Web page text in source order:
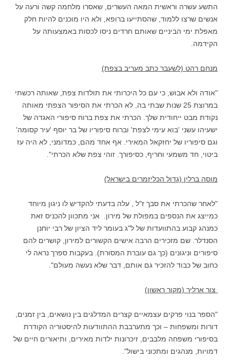
התשע עשרה וראשית המאה העשרים, שאסרו מלחמה קשה ורעה על
אנשים שרצו ללמוד, שהסתייעו ברופא, ולא היו מוכנים להיות חלק
מאפלת ימי הביניים שאותם חרדים ניסו לכסות באמצעותה על
הקידמה.
מנחם רהט (לשעבר כתב מעריב בצפת)
"אודה ולא אבוש, כי עם כל היכרותי את תולדות צפת, שאותה רכשתי
במרוצת 25 שנות שבתי בה, לא הכרתי את הסיפור הצפתי מאותה
נקודת מבט ייחודית שלך. הכרתי את צפת ברוח סיפורי האגדה של
ישעיהו עשני 'בוא עימי לצפת' וברוח סיפוריו של בר יוסף 'עיר קסומה'
וגם סיפוריו של יחזקאל המאירי. אף אחד מהם, כמדומני, לא היה עז
ביטוי, חד משמעי וחריף, כסיפורך. זוהי צפת שלא הכרתי".
מוסה ברלין (גדול הכליזמרים בישראל)
"לאחר שהכרתי את סבך ז"ל , עלה בדעתי להקדיש לו ניגון מיוחד
כמייצג את הנספים במפולת של מירון. אני מתכוון להכניס זאת
כמנהג קבוע בהתוועדות של ל"ג בעומר ליד הציון של רבי יוחנן
הסנדלר. שם מזכירים הרבה אישים הקשורים למירון, קושרים להם
סיפורים וניגונים (כך גם עוברת המסורת). בעקבות ספרך נראה לי
כחוב של כבוד להזכיר גם אותם, דבר שלא נעשה מעולם".
צור ארליך (מקור ראשון)
"הספר בנוי פרקים עצמאיים קצרים המדלגים בין נושאים, בין זמנים,
דורות ומשפחות – וכך מתערבבת ההתוודעות להיסטוריה הקודרת
בסיפורי משפחה מלבבים, זיכרונות ילדות מאירים, ותיאורים חיים של
דמויות, מנהגים ומתכוני בישול".